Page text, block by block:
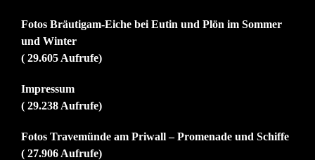
Fotos Bräutigam-Eiche bei Eutin und Plön im Sommer
und Winter
( 29.605 Aufrufe)
Impressum
( 29.238 Aufrufe)
Fotos Travemünde am Priwall – Promenade und Schiffe
( 27.906 Aufrufe)